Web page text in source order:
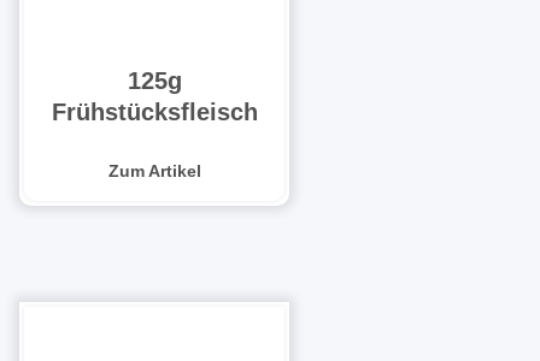
125g
Frühstücksfleisch
Zum Artikel